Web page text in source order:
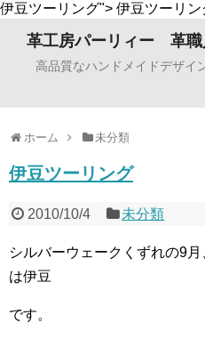
伊豆ツーリング"> 伊豆ツーリン
革工房パーリィー 革職
高品質なハンドメイドデザ
ホーム 未分類
伊豆ツーリング
2010/10/4 未分類
シルバーウェークくずれの9
は伊豆
です。